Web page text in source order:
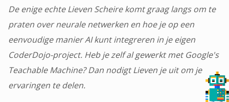
De enige echte Lieven Scheire komt graag langs om te
praten over neurale netwerken en hoe je op een
eenvoudige manier AI kunt integreren in je eigen
CoderDojo-project. Heb je zelf al gewerkt met Google's
Teachable Machine? Dan nodigt Lieven je uit om je
ervaringen te delen.